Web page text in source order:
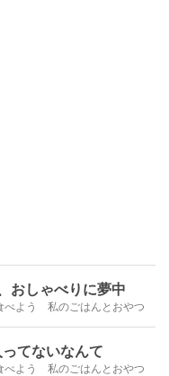
おしゃべりに夢中
べよう 私のごはんとおやつ
てないなんて
べよう 私のごはんとおやつ